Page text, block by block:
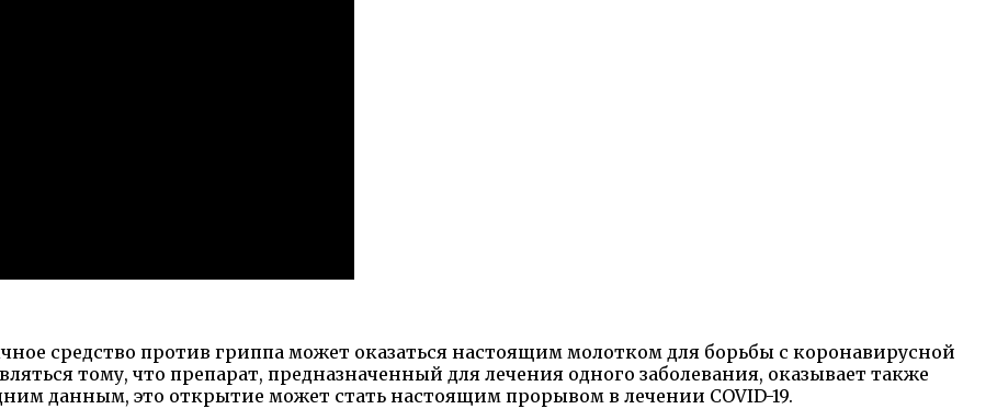
средство против гриппа может оказаться настоящим молотком для борьбы с коронавирусной
тому, что препарат, предназначенный для лечения одного заболевания, оказывает также
данным, это открытие может стать настоящим прорывом в лечении COVID-19.